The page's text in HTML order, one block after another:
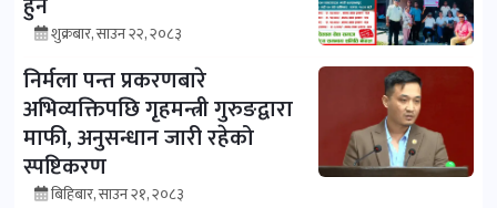
शुक्रबार, साउन २२, २०८३
निर्मला पन्त प्रकरणबारे
अभिव्यक्तिपछि गृहमन्त्री गुरुङद्वारा
माफी, अनुसन्धान जारी रहेको
स्पष्टिकरण
बिहिबार, साउन २१, २०८३